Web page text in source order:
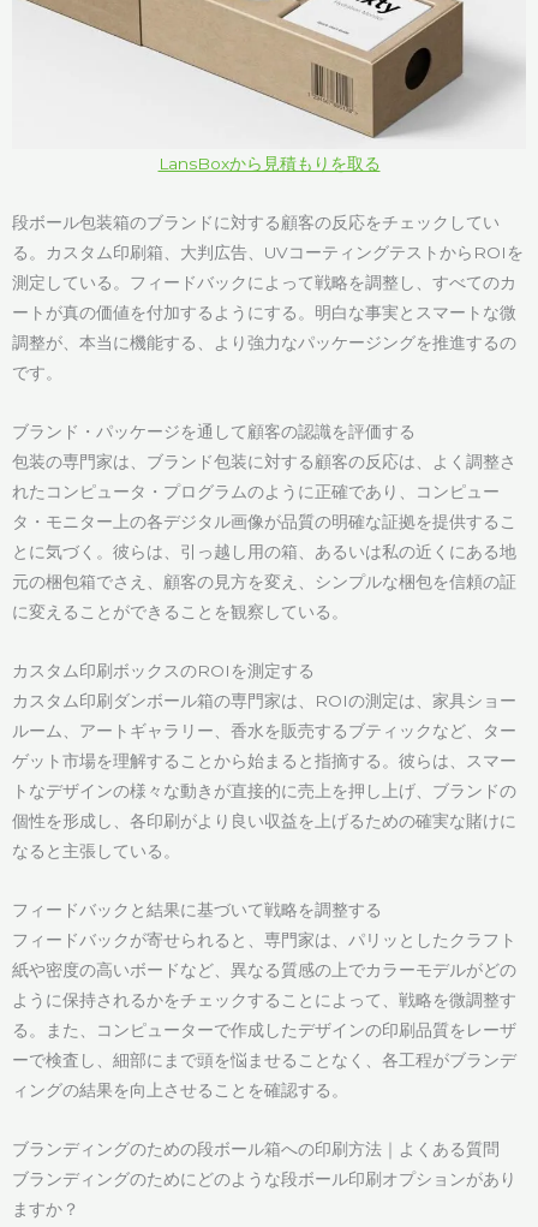
LansBoxから見積もりを取る
段ボール包装箱のブランドに対する顧客の反応をチェックしてい
る。カスタム印刷箱、大判広告、UVコーティングテストからROIを
測定している。フィードバックによって戦略を調整し、すべてのカ
ートが真の価値を付加するようにする。明白な事実とスマートな微
調整が、本当に機能する、より強力なパッケージングを推進するの
です。
ブランド・パッケージを通して顧客の認識を評価する
包装の専門家は、ブランド包装に対する顧客の反応は、よく調整さ
れたコンピュータ・プログラムのように正確であり、コンピュー
タ・モニター上の各デジタル画像が品質の明確な証拠を提供するこ
とに気づく。彼らは、引っ越し用の箱、あるいは私の近くにある地
元の梱包箱でさえ、顧客の見方を変え、シンプルな梱包を信頼の証
に変えることができることを観察している。
カスタム印刷ボックスのROIを測定する
カスタム印刷ダンボール箱の専門家は、ROIの測定は、家具ショー
ルーム、アートギャラリー、香水を販売するブティックなど、ター
ゲット市場を理解することから始まると指摘する。彼らは、スマー
トなデザインの様々な動きが直接的に売上を押し上げ、ブランドの
個性を形成し、各印刷がより良い収益を上げるための確実な賭けに
なると主張している。
フィードバックと結果に基づいて戦略を調整する
フィードバックが寄せられると、専門家は、パリッとしたクラフト
紙や密度の高いボードなど、異なる質感の上でカラーモデルがどの
ように保持されるかをチェックすることによって、戦略を微調整す
る。また、コンピューターで作成したデザインの印刷品質をレーザ
ーで検査し、細部にまで頭を悩ませることなく、各工程がブランデ
ィングの結果を向上させることを確認する。
ブランディングのための段ボール箱への印刷方法｜よくある質問
ブランディングのためにどのような段ボール印刷オプションがあり
ますか？